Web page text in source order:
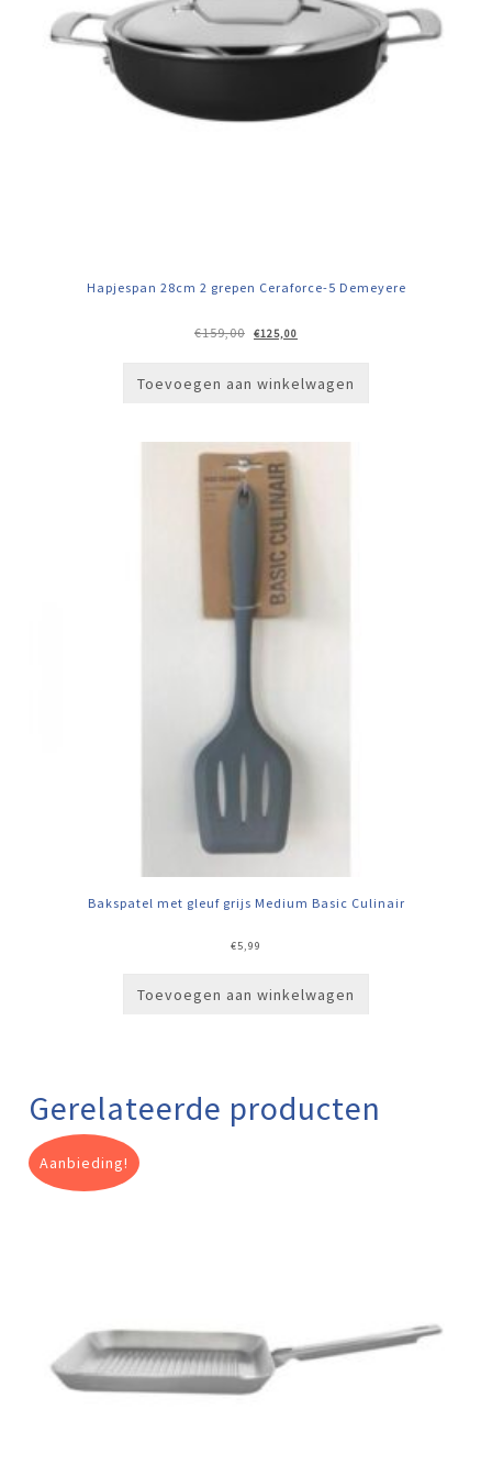
Hapjespan 28cm 2 grepen Ceraforce-5 Demeyere
€159,00
Oorspronkelijke
prijs
€125,00
prijs
Toevoegen aan winkelwagen
Bakspatel met gleuf grijs Medium Basic Culinair
€5,99
Toevoegen aan winkelwagen
Gerelateerde producten
Aanbieding!